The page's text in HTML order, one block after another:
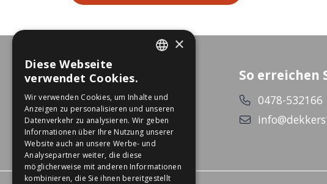
So erreichen
0478-532166
×
Diese Webseite
verwendet Cookies.
Wir verwenden Cookies, um Inhalte und
Anzeigen zu personalisieren und unseren
Datenverkehr zu analysieren. Wir geben
Informationen über Ihre Nutzung unserer
Website auch an unsere Werbe- und
Analysepartner weiter, die diese
möglicherweise mit anderen Informationen
kombinieren, die Sie ihnen bereitgestellt